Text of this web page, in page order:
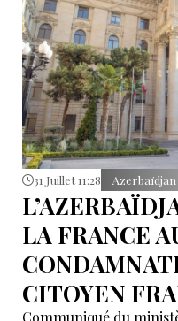
31 Juillet 11:28 Azerbaïdjan
LA FRANCE
CITOYEN
Communiqué du